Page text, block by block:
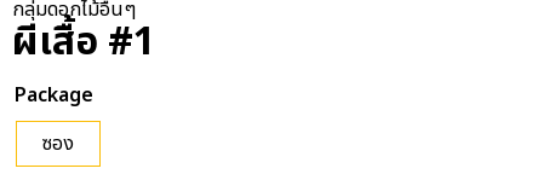
กลุ่มดอกไม้อื่นๆ
ผีเสื้อ #1
Package
ซอง